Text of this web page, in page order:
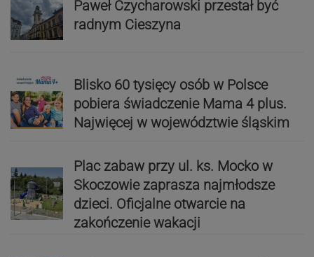
Paweł Czycharowski przestał być
radnym Cieszyna
Blisko 60 tysięcy osób w Polsce
pobiera świadczenie Mama 4 plus.
Najwięcej w województwie śląskim
Plac zabaw przy ul. ks. Mocko w
Skoczowie zaprasza najmłodsze
dzieci. Oficjalne otwarcie na
zakończenie wakacji